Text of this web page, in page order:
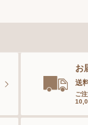
ボディ
ヘアケア
お
送
ご